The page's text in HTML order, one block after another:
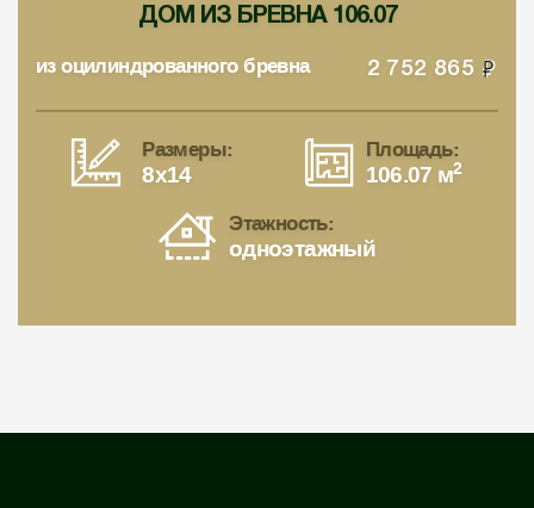
ДОМ ИЗ БРЕВНА 106.07
из оцилиндрованного бревна 2 752 865
Размеры:
8x14
Площадь:
106.07 м2
Этажность:
одноэтажный